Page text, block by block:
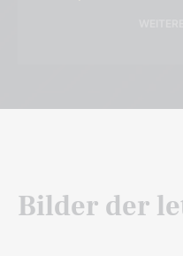
Bilder der